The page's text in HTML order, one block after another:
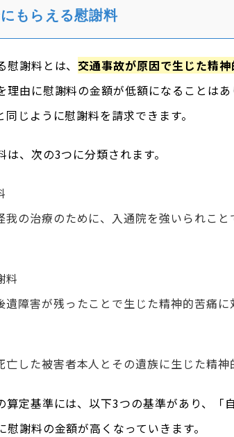
もらえる慰謝料
慰謝料とは、交通事故が原因で生じた精
理由に慰謝料の金額が低額になることは
じように慰謝料を請求できます。
、次の3つに分類されます。
我の治療のために、入通院を強いられこ
料
遺障害が残ったことで生じた精神的苦痛に
亡した被害者本人とその遺族に生じた精
算定基準には、以下3つの基準があり、
謝料の金額が高くなっていきます。